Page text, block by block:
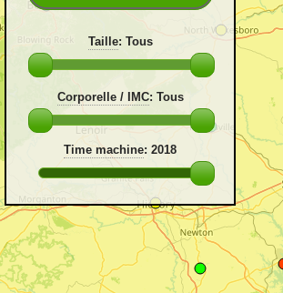
Corporelle / IMC: Tous
Taille: Tous
Time machine: 2018